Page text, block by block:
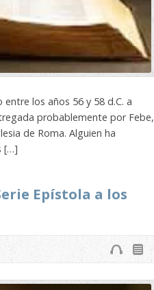
los años 56 y 58 d.C. a
probablemente por Febe,
de Roma. Alguien ha
[…]
Epístola a los